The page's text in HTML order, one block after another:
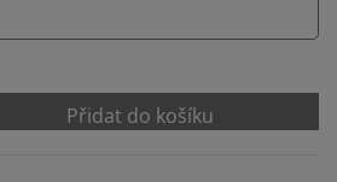
Přidat do košíku